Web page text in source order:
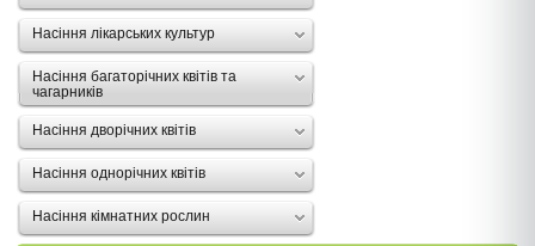
Насіння лікарських культур
Насіння багаторічних квітів та
чагарників
Насіння дворічних квітів
Насіння однорічних квітів
Насіння кімнатних рослин